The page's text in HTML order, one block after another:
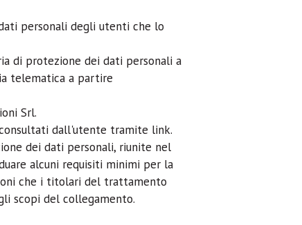
personali degli utenti che lo
di protezione dei dati personali a
telematica a partire
Srl.
dall'utente tramite link.
dei dati personali, riunite nel
alcuni requisiti minimi per la
che i titolari del trattamento
scopi del collegamento.